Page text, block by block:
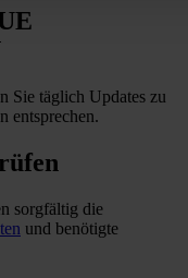
Sie täglich Updates zu
entsprechen.
sorgfältig die
und benötigte